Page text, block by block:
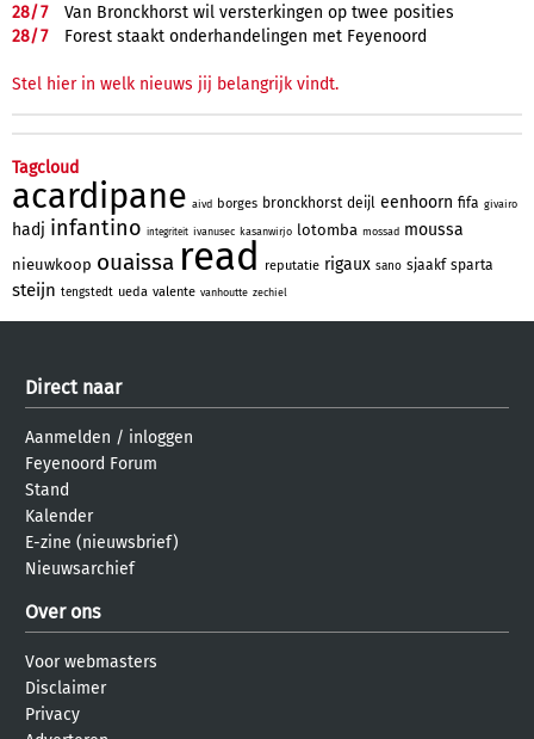
28/7
Van Bronckhorst wil versterkingen op twee posities
28/7 Forest staakt onderhandelingen met Feyenoord
Stel hier in welk nieuws jij belangrijk vindt.
Tagcloud
acardipane aivd borges bronckhorst deijl eenhoorn fifa givairo
hadj infantino integriteit ivanusec kasanwirjo lotomba mossad moussa
nieuwkoop ouaissa read reputatie rigaux sano sjaakf sparta
steijn tengstedt ueda valente vanhoutte zechiel
Direct naar
Aanmelden / inloggen
Feyenoord Forum
Stand
Kalender
E-zine (nieuwsbrief)
Nieuwsarchief
Over ons
Voor webmasters
Disclaimer
Privacy